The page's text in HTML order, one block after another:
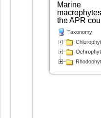
Marine
the APR
Taxonomy